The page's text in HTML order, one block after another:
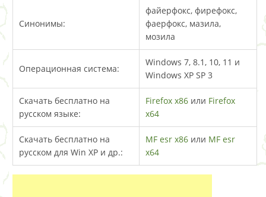
Синонимы:
файерфокс, фирефокс,
фаерфокс, мазила,
мозила
Операционная система:
Windows 7, 8.1, 10, 11 и
Windows XP SP 3
Скачать бесплатно на
русском языке:
Firefox x86 или Firefox
x64
Скачать бесплатно на
русском для Win XP и др.:
MF esr x86 или MF esr
x64